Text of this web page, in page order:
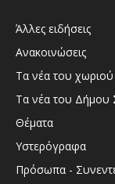
Άλλες ειδήσεις
Ανακοινώσεις
Τα νέα του χωριού
Τα νέα του Δήμου
Θέματα
Υστερόγραφα
Πρόσωπα -